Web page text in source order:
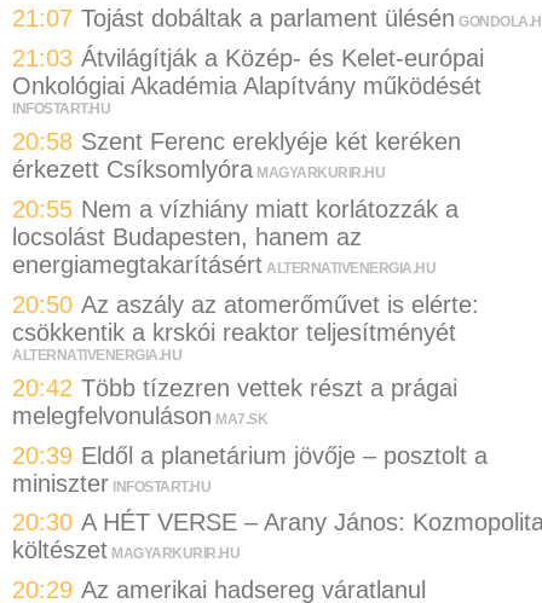
21:07 Tojást dobáltak a parlament ülésén
21:03 Átvilágítják a Közép- és Kelet-európai
Onkológiai Akadémia Alapítvány működését
INFOSTART.HU
20:58 Szent Ferenc ereklyéje két keréken
érkezett Csíksomlyóra MAGYARKURIR.HU
20:55 Nem a vízhiány miatt korlátozzák a
locsolást Budapesten, hanem az
energiamegtakarításért ALTERNATIVENERGIA.HU
20:50 Az aszály az atomerőművet is elérte:
csökkentik a krskói reaktor teljesítményét
ALTERNATIVENERGIA.HU
20:42 Több tízezren vettek részt a prágai
melegfelvonuláson MA7.SK
20:39 Eldől a planetárium jövője – posztolt a
miniszter INFOSTART.HU
20:30 A HÉT VERSE – Arany János:
költészet MAGYARKURIR.HU
20:29 Az amerikai hadsereg váratlanul